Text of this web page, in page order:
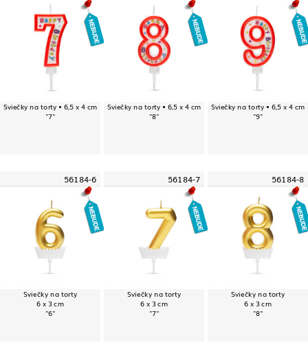
Sviečky na torty • 6,5 x 4 cm
"7"
Sviečky na torty • 6,5 x 4 cm
"8"
Sviečky na torty • 6,5 x 4 cm
"9"
56184-6
Sviečky na torty
6 x 3 cm
"6"
56184-7
Sviečky na torty
6 x 3 cm
"7"
56184-8
Sviečky na torty
6 x 3 cm
"8"